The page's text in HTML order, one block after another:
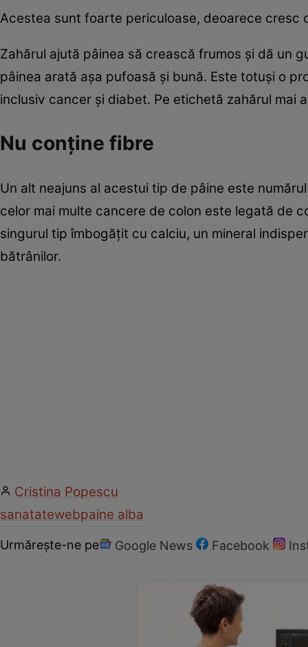
Acestea sunt foarte periculoase, deoarece
Zahărul ajută pâinea să crească frumos şi dă un
pâinea arată aşa pufoasă şi bună. Este totuşi o
inclusiv cancer şi diabet. Pe etichetă zahărul mai
Nu conţine fibre
Un alt neajuns al acestui tip de pâine este
celor mai multe cancere de colon este legată de
singurul tip îmbogăţit cu calciu, un mineral
bătrânilor.
Cristina Popescu
sanatatewebpaine alba
Urmărește-ne pe Google News Facebook